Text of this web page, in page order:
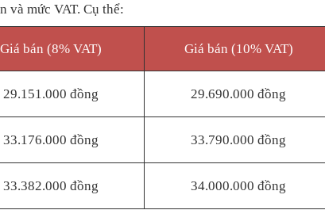
và mức VAT. Cụ thể:
Giá bán (8% VAT) Giá bán (10% VAT)
29.151.000 đồng 29.690.000 đồng
33.176.000 đồng 33.790.000 đồng
33.382.000 đồng 34.000.000 đồng